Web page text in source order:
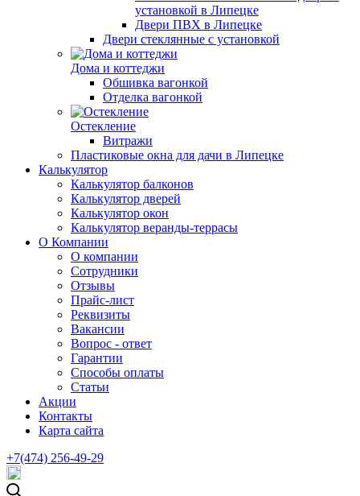
установкой в Липецке
Двери ПВХ в Липецке
Двери стеклянные с установкой
Дома и коттеджи
Обшивка вагонкой
Отделка вагонкой
Остекление
Витражи
Пластиковые окна для дачи в Липецке
Калькулятор
Калькулятор балконов
Калькулятор дверей
Калькулятор окон
Калькулятор веранды-террасы
О Компании
О компании
Сотрудники
Отзывы
Прайс-лист
Реквизиты
Вакансии
Вопрос - ответ
Гарантии
Способы оплаты
Статьи
Акции
Контакты
Карта сайта
+7(474) 256-49-29